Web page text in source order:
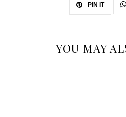
PIN IT
YOU MAY